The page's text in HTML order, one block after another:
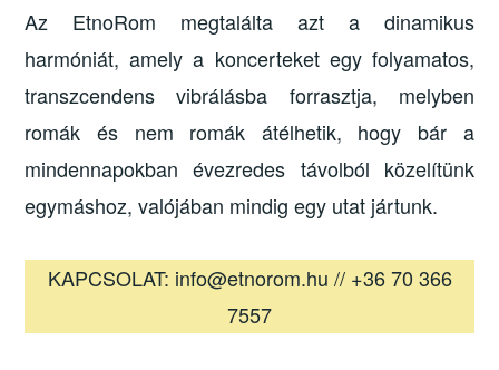
Az EtnoRom megtalálta azt a dinamikus
harmóniát, amely a koncerteket egy folyamatos,
transzcendens vibrálásba forrasztja, melyben
romák és nem romák átélhetik, hogy bár a
mindennapokban évezredes távolból közelítünk
egymáshoz, valójában mindig egy utat jártunk.
KAPCSOLAT: info@etnorom.hu // +36 70 366
7557